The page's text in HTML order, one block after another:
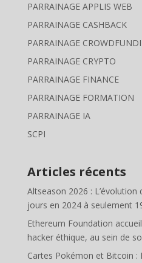
PARRAINAGE APPLIS WEB
PARRAINAGE CASHBACK
PARRAINAGE
PARRAINAGE CRYPTO
PARRAINAGE FINANCE
PARRAINAGE FORMATION
PARRAINAGE IA
SCPI
Articles récents
Altseason 2026 : L’évolution
jours en 2024 à seulement
Ethereum Foundation
hacker éthique, au sein de
Cartes Pokémon et Bitcoin :